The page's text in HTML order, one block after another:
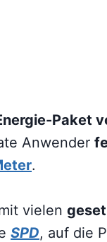
Paket
Anwender
.
vielen
SPD, auf die